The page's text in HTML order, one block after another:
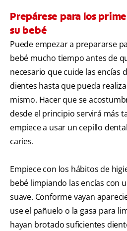
Prepárese para los
su bebé
Puede empezar a prepararse
bebé mucho tiempo antes de
necesario que cuide las encías
dientes hasta que pueda
mismo. Hacer que se
desde el principio servirá más
empiece a usar un cepillo
caries.
Empiece con los hábitos de
bebé limpiando las encías con
suave. Conforme vayan
use el pañuelo o la gasa para
hayan brotado suficientes